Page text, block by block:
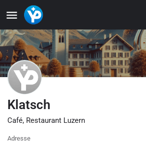
Klatsch
Café, Restaurant Luzern
Adresse